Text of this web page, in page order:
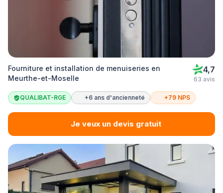
Fourniture et installation de menuiseries en
Meurthe-et-Moselle
4,7
63 avis
QUALIBAT-RGE +6 ans d'ancienneté +79 NPS
Je veux un devis gratuit